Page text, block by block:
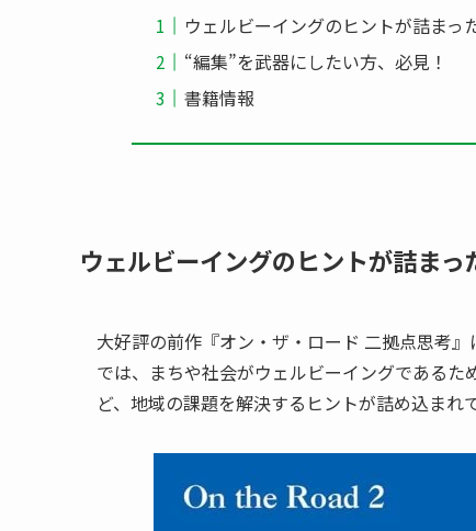
ウェルビーイングのヒントが詰まっ
“編集”を武器にしたい方、必見！
書籍情報
ウェルビーイングのヒントが詰まっ
大好評の前作『オン・ザ・ロード 二拠点思考
では、まちや社会がウェルビーイングであるた
ど、地域の課題を解決するヒントが詰め込まれ